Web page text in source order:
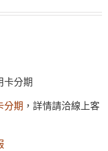
卡分期
分期 ，詳情請洽線上客